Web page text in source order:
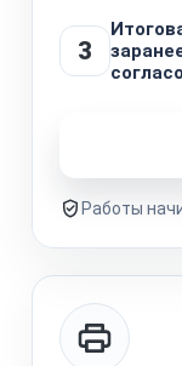
3
Работы